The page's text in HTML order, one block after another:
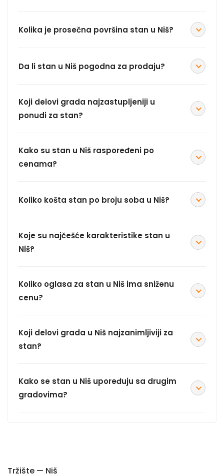
Kolika je prosečna površina stan u Niš?
Da li stan u Niš pogodna za prodaju?
Koji delovi grada najzastupljeniji u
ponudi za stan?
Kako su stan u Niš raspoređeni po
cenama?
Koliko košta stan po broju soba u Niš?
Koje su najčešće karakteristike stan u
Niš?
Koliko oglasa za stan u Niš ima sniženu
cenu?
Koji delovi grada u Niš najzanimljiviji za
stan?
Kako se stan u Niš upoređuju sa drugim
gradovima?
Tržište — Niš